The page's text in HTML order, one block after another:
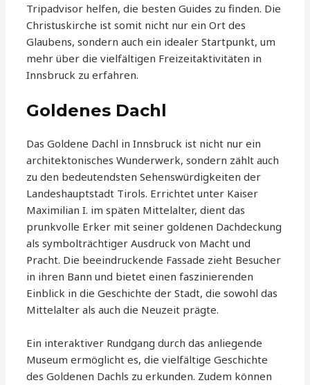
Tripadvisor helfen, die besten Guides zu finden. Die
Christuskirche ist somit nicht nur ein Ort des
Glaubens, sondern auch ein idealer Startpunkt, um
mehr über die vielfältigen Freizeitaktivitäten in
Innsbruck zu erfahren.
Goldenes Dachl
Das Goldene Dachl in Innsbruck ist nicht nur ein
architektonisches Wunderwerk, sondern zählt auch
zu den bedeutendsten Sehenswürdigkeiten der
Landeshauptstadt Tirols. Errichtet unter Kaiser
Maximilian I. im späten Mittelalter, dient das
prunkvolle Erker mit seiner goldenen Dachdeckung
als symbolträchtiger Ausdruck von Macht und
Pracht. Die beeindruckende Fassade zieht Besucher
in ihren Bann und bietet einen faszinierenden
Einblick in die Geschichte der Stadt, die sowohl das
Mittelalter als auch die Neuzeit prägte.
Ein interaktiver Rundgang durch das anliegende
Museum ermöglicht es, die vielfältige Geschichte
des Goldenen Dachls zu erkunden. Zudem können